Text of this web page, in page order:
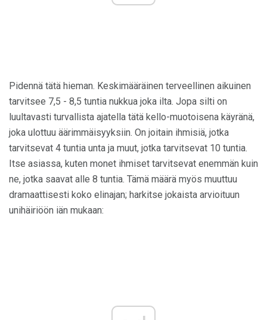
Pidennä tätä hieman. Keskimääräinen terveellinen aikuinen
tarvitsee 7,5 - 8,5 tuntia nukkua joka ilta. Jopa silti on
luultavasti turvallista ajatella tätä kello-muotoisena käyränä,
joka ulottuu äärimmäisyyksiin. On joitain ihmisiä, jotka
tarvitsevat 4 tuntia unta ja muut, jotka tarvitsevat 10 tuntia.
Itse asiassa, kuten monet ihmiset tarvitsevat enemmän kuin
ne, jotka saavat alle 8 tuntia. Tämä määrä myös muuttuu
dramaattisesti koko elinajan; harkitse jokaista arvioituun
unihäiriöön iän mukaan: